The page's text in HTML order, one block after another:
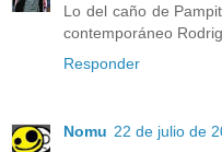
Lo del caño de
contemporáneo
Responder
Nomu 22 de julio de